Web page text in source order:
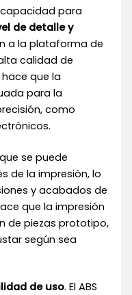
para
de detalle y
a la plataforma de
calidad de
que la
para la
como
se puede
de la impresión, lo
y acabados de
que la impresión
de piezas prototipo,
según sea
de uso. El ABS